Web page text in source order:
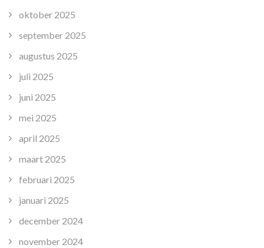
oktober 2025
september 2025
augustus 2025
juli 2025
juni 2025
mei 2025
april 2025
maart 2025
februari 2025
januari 2025
december 2024
november 2024